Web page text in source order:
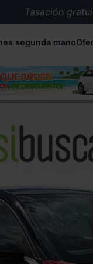
Tasación
Más de
Recogemos tu
segunda mano